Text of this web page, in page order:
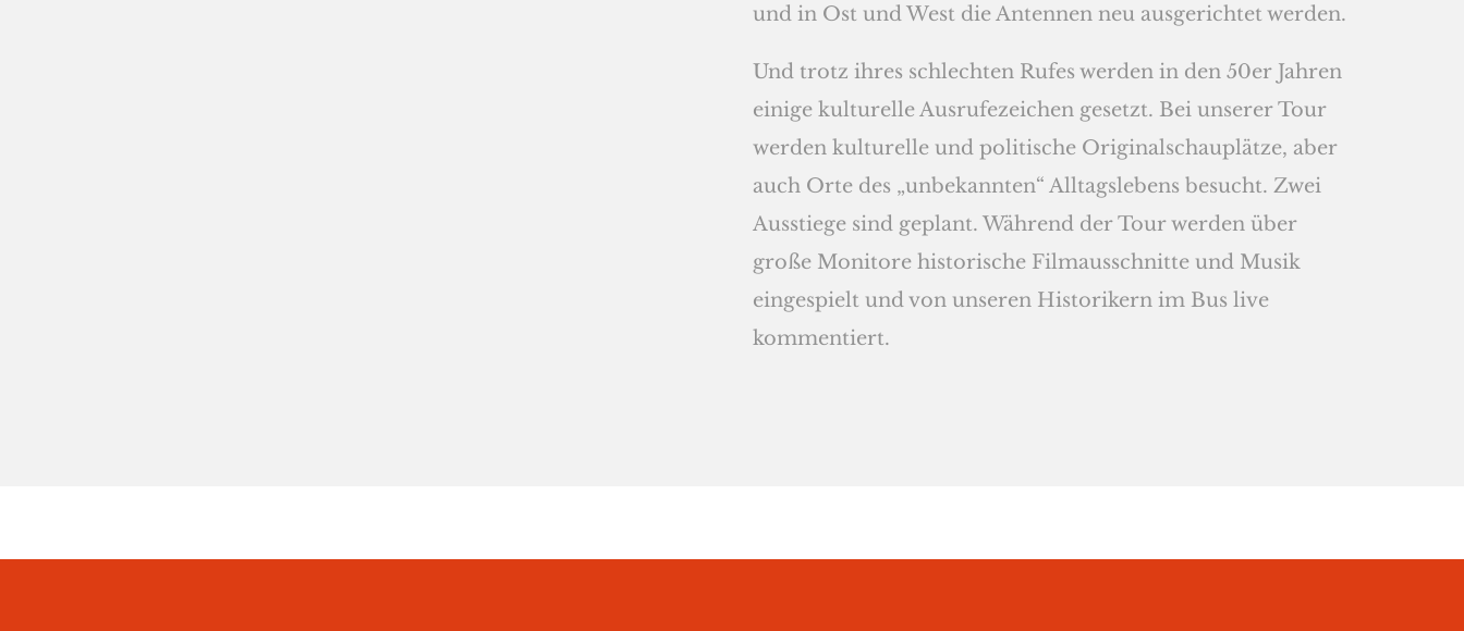
und in Ost und West die Antennen neu ausgerichtet werden.
Und trotz ihres schlechten Rufes werden in den 50er Jahren
einige kulturelle Ausrufezeichen gesetzt. Bei unserer Tour
werden kulturelle und politische Originalschauplätze, aber
auch Orte des „unbekannten“ Alltagslebens besucht. Zwei
Ausstiege sind geplant. Während der Tour werden über
große Monitore historische Filmausschnitte und Musik
eingespielt und von unseren Historikern im Bus live
kommentiert.